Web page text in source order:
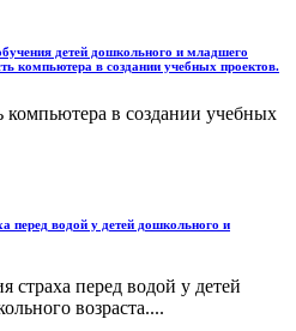
детей дошкольного и младшего
компьютера в создании учебных проектов.
в создании учебных
перед водой у детей дошкольного и
страха перед водой у детей
возраста....